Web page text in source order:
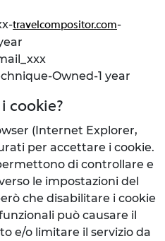
travelcompositor.com-
Owned-1 year
cookie?
(Internet Explorer,
per accettare i cookie.
di controllare e
le impostazioni del
che disabilitare i cookie
può causare il
e/o limitare il servizio da